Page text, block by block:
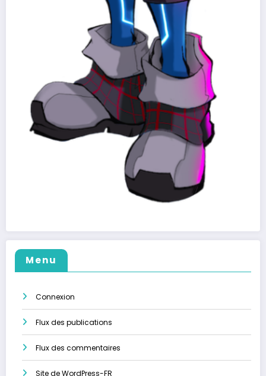
Menu
Connexion
Flux des publications
Flux des commentaires
Site de WordPress-FR